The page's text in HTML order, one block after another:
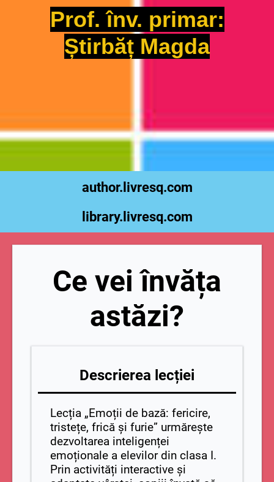
Prof. înv. primar:
Știrbăț Magda
author.livresq.com
library.livresq.com
Ce vei învăța
astăzi?
Descrierea lecției
Lecția „Emoții de bază: fericire,
tristețe, frică și furie” urmărește
dezvoltarea inteligenței
emoționale a elevilor din clasa I.
Prin activități interactive și